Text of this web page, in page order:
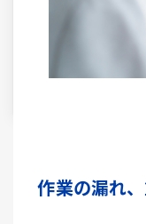
作業の漏れ